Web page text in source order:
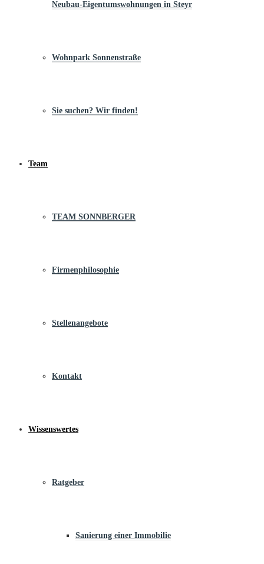
Neubau-Eigentumswohnungen in Steyr
Wohnpark Sonnenstraße
Sie suchen? Wir finden!
Team
TEAM SONNBERGER
Firmenphilosophie
Stellenangebote
Kontakt
Wissenswertes
Ratgeber
Sanierung einer Immobilie